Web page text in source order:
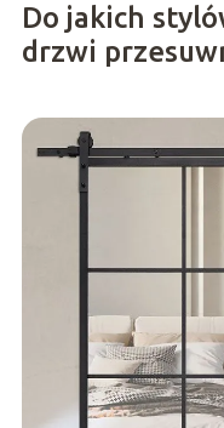
Do jakich
drzwi